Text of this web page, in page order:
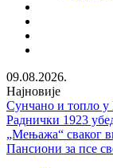
09.08.2026.
Најновије
Сунчано и топло у
Раднички 1923
„Мењажа“ сваког
Пансиони за псе